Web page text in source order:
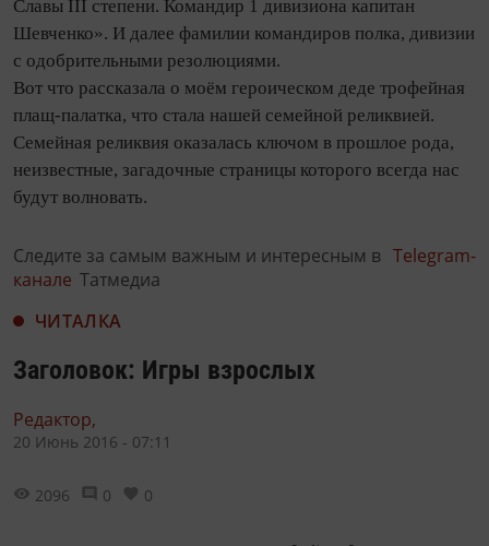
Славы III степени. Командир 1 дивизиона капитан
Шевченко». И далее фамилии командиров полка, дивизии
с одобрительными резолюциями.
Вот что рассказала о моём героическом деде трофейная
плащ‑палатка, что стала нашей семейной реликвией.
Семейная реликвия оказалась ключом в прошлое рода,
неизвестные, загадочные страницы которого всегда нас
будут волновать.
Следите за самым важным и интересным в Telegram-
канале Татмедиа
ЧИТАЛКА
Заголовок: Игры взрослых
Редактор,
20 Июнь 2016 - 07:11
2096 0 0